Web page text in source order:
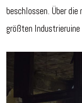
beschlossen. Über
größten